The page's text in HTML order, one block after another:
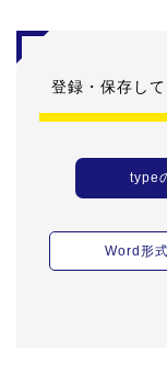
登録・保存し
type
Word形